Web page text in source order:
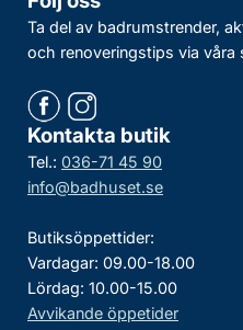
Ta del av badrumstrender,
och renoveringstips via våra
Kontakta butik
Tel.: 036-71 45 90
info@badhuset.se
Butiksöppettider:
Vardagar: 09.00-18.00
Lördag: 10.00-15.00
Avvikande öppetider